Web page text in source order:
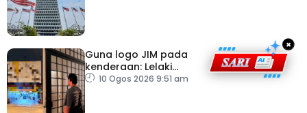
Guna logo JIM pada
kenderaan: Lelaki
Pakistan dicekup
10 Ogos 2026 9:51 am
×